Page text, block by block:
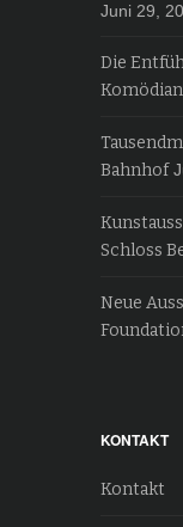
Juni 29,
Die
Bahnhof
Schloss
Neue
KONTAKT
Kontakt